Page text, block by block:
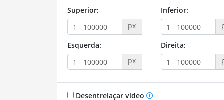
Superior:
px
Inferior:
Esquerda:
px
Direita:
Desentrelaçar vídeo